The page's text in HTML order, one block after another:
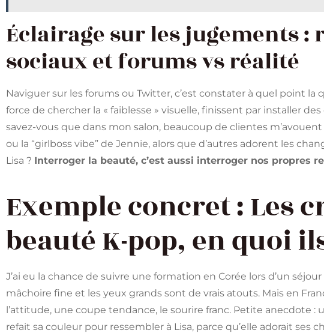
Éclairage sur les jugements :
sociaux et forums vs réalité
Naviguer sur les forums ou Twitter, c’est constater à quel point la
force de chercher la « faiblesse » visuelle, finissent par installer
savez-vous que dans mon salon, beaucoup de clientes
ou la “girlboss vibe” de Jennie, alors que d’autres adorent les
Lisa ? Interroger la beauté, c’est aussi interroger nos propres
Exemple concret : Les
beauté K-pop, en quoi
J’ai eu la chance de suivre une formation en Corée lors d’un
mâchoire fine et les yeux grands sont de vrais atouts. Mais en
l’attitude, une coupe tendance, le sourire franc. Petite anecdote
refait sa couleur pour ressembler à Lisa, parce qu’elle adorait ses